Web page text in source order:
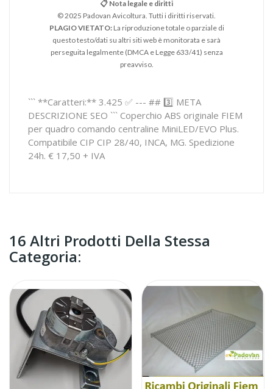
📋 Nota legale e diritti
© 2025 Padovan Avicoltura. Tutti i diritti riservati.
PLAGIO VIETATO:La riproduzione totale o parziale di
questo testo/dati su altri siti web è monitorata e sarà
perseguita legalmente (DMCA e Legge 633/41) senza
preavviso.
``` **Caratteri:** 3.425 ✅ --- ## 3️⃣ META
DESCRIZIONE SEO ``` Coperchio ABS originale FIEM
per quadro comando centraline MiniLED/EVO Plus.
Compatibile CIP CIP 28/40, INCA, MG. Spedizione
24h. € 17,50 + IVA
16 Altri Prodotti Della Stessa
Categoria: